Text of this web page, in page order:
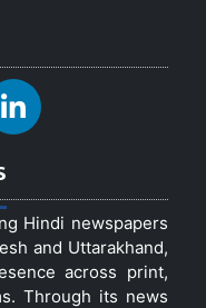
Hindi newspapers
and Uttarakhand,
across print,
Through its news